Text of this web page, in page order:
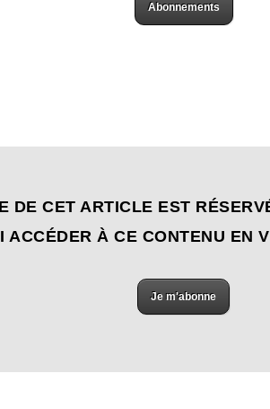
Abonnements
DE CET ARTICLE EST
ACCÉDER À CE CONTENU EN
Je m'abonne